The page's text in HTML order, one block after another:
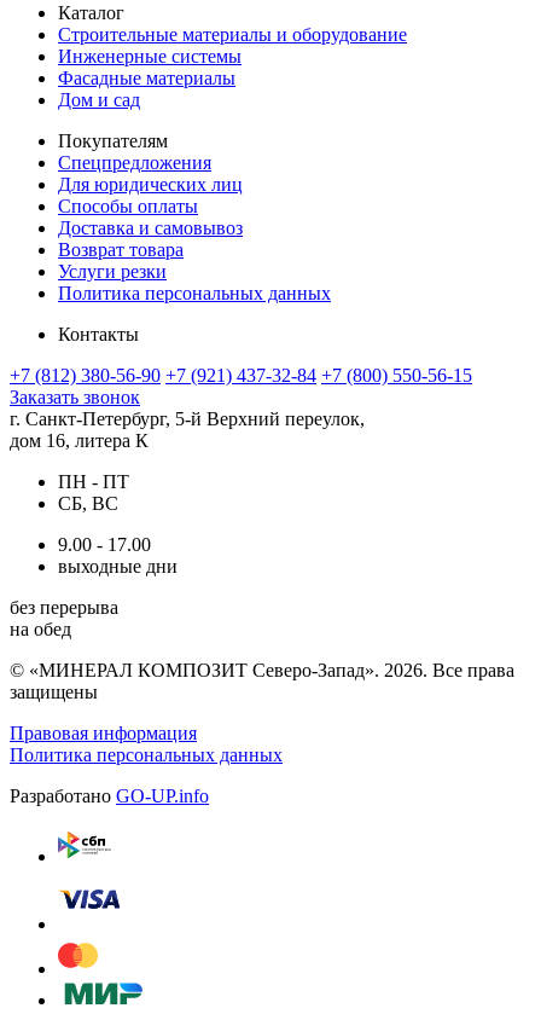
Каталог
Строительные материалы и оборудование
Инженерные системы
Фасадные материалы
Дом и сад
Покупателям
Спецпредложения
Для юридических лиц
Способы оплаты
Доставка и самовывоз
Возврат товара
Услуги резки
Политика персональных данных
Контакты
+7 (812) 380-56-90 +7 (921) 437-32-84 +7 (800) 550-56-15
Заказать звонок
г. Санкт-Петербург, 5-й Верхний переулок,
дом 16, литера К
ПН - ПТ
СБ, ВС
9.00 - 17.00
выходные дни
без перерыва
на обед
© «МИНЕРАЛ КОМПОЗИТ Северо-Запад». 2026. Все права
защищены
Правовая информация
Политика персональных данных
Разработано GO-UP.info